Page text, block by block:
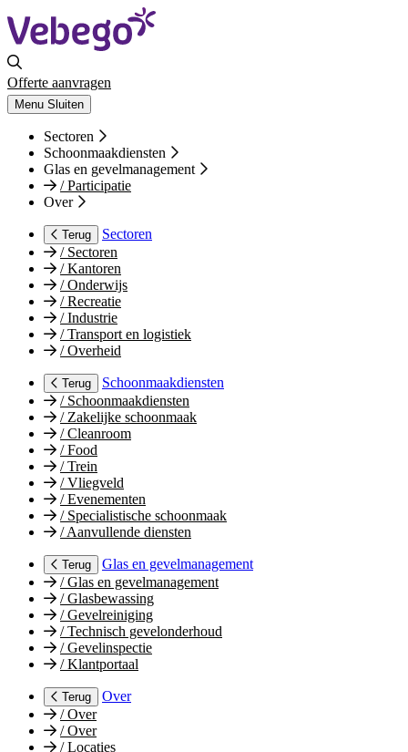
Offerte aanvragen
Menu Sluiten
Sectoren
Schoonmaakdiensten
Glas en gevelmanagement
/Participatie
Over
Terug
Sectoren
/Sectoren
/Kantoren
/Onderwijs
/Recreatie
/Industrie
/Transport en logistiek
/Overheid
Terug
Schoonmaakdiensten
/Schoonmaakdiensten
/Zakelijke schoonmaak
/Cleanroom
/Food
/Trein
/Vliegveld
/Evenementen
/Specialistische schoonmaak
/Aanvullende diensten
Terug
Glas en gevelmanagement
/Glas en gevelmanagement
/Glasbewassing
/Gevelreiniging
/Technisch gevelonderhoud
/Gevelinspectie
/Klantportaal
Terug
Over
/Over
/Over
/Locaties